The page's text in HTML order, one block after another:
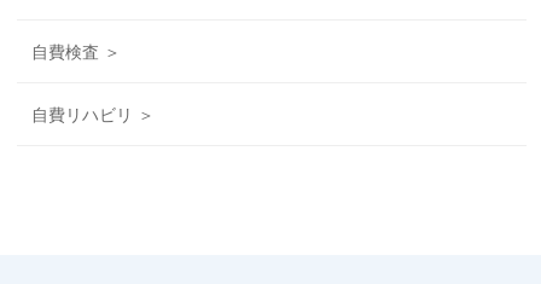
自費検査 ＞
自費リハビリ ＞